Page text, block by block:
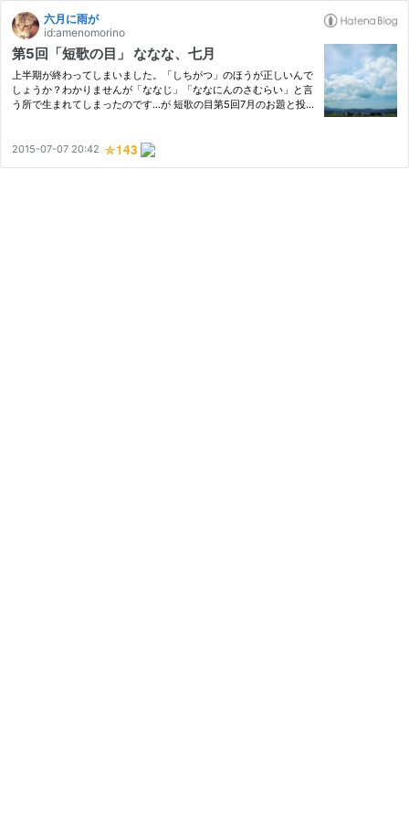
六月に雨が
id:amenomorino
第5回「短歌の目」 ななな、七月
上半期が終わってしまいました。「しちがつ」のほうが正しいんで
しょうか？わかりませんが「ななじ」「ななにんのさむらい」と言
う所で生まれてしまったのです…が 短歌の目第5回7月のお題と投
…
2015-07-07 20:42